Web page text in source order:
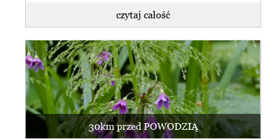
czytaj całość
30km przed POWODZIĄ